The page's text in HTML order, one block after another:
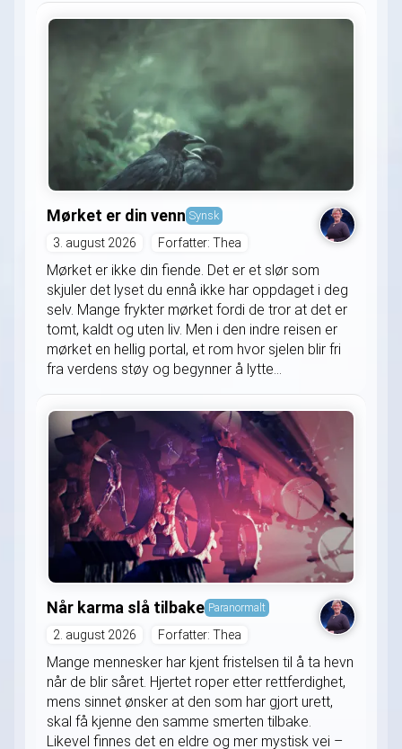
Mørket er din venn Synsk
3. august 2026 Forfatter: Thea
Mørket er ikke din fiende. Det er et slør som
skjuler det lyset du ennå ikke har oppdaget i deg
selv. Mange frykter mørket fordi de tror at det er
tomt, kaldt og uten liv. Men i den indre reisen er
mørket en hellig portal, et rom hvor sjelen blir fri
fra verdens støy og begynner å lytte...
Når karma slå tilbake Paranormalt
2. august 2026 Forfatter: Thea
Mange mennesker har kjent fristelsen til å ta hevn
når de blir såret. Hjertet roper etter rettferdighet,
mens sinnet ønsker at den som har gjort urett,
skal få kjenne den samme smerten tilbake.
Likevel finnes det en eldre og mer mystisk vei –